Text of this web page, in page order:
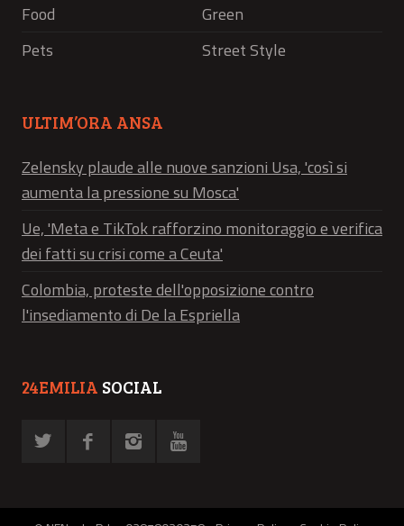
Food
Green
Pets
Street Style
ULTIM’ORA ANSA
Zelensky plaude alle nuove sanzioni Usa, 'così si
aumenta la pressione su Mosca'
Ue, 'Meta e TikTok rafforzino monitoraggio e verifica
dei fatti su crisi come a Ceuta'
Colombia, proteste dell'opposizione contro
l'insediamento di De la Espriella
24EMILIA SOCIAL